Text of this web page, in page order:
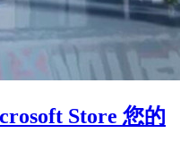
Store 您的